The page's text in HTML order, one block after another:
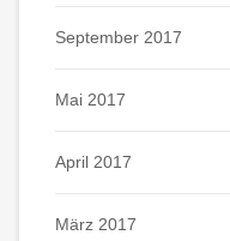
September 2017
Mai 2017
April 2017
März 2017